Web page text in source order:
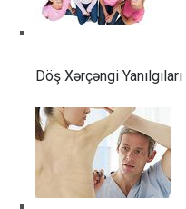
Döş Xərçəngi Yanılgıları